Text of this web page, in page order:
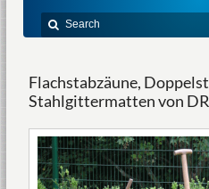
Flachstabzäune,
Stahlgittermatten von